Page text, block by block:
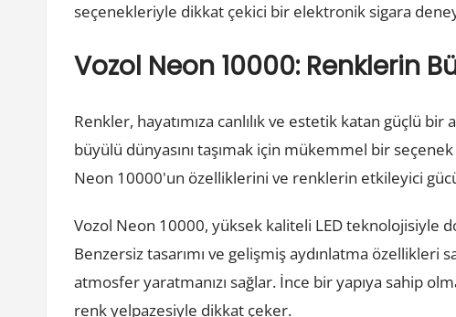
seçenekleriyle dikkat çekici bir elektronik sigara
Vozol Neon 10000: Renklerin
Renkler, hayatımıza canlılık ve estetik katan güçlü
büyülü dünyasını taşımak için mükemmel bir
Neon 10000'un özelliklerini ve renklerin etkileyici
Vozol Neon 10000, yüksek kaliteli LED teknolojisiyle
Benzersiz tasarımı ve gelişmiş aydınlatma özellikleri
atmosfer yaratmanızı sağlar. İnce bir yapıya sahip
renk yelpazesiyle dikkat çeker.